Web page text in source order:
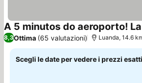
A 5 minutos do aeroporto!
8,3Ottima (65 valutazioni) Luanda, 14.6
Scegli le date per vedere i prezzi esatti